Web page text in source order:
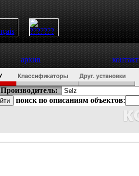
архив контакт
Производитель:
поиск по описаниям объектов: